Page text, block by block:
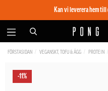
Kan vi leverera hem till
FÖRSTASIDAN VEGANSKT, TOFU & ÄGG PROTEIN
-11%